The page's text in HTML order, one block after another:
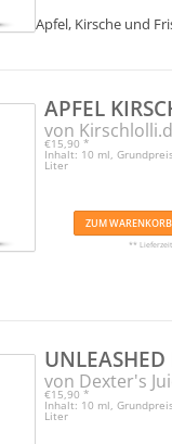
Apfel, Kirsche und
APFEL
von
€15,90 *
Inhalt: 10 ml,
Liter
ZUM
**
von Dexter's
€15,90 *
Inhalt: 10 ml,
Liter